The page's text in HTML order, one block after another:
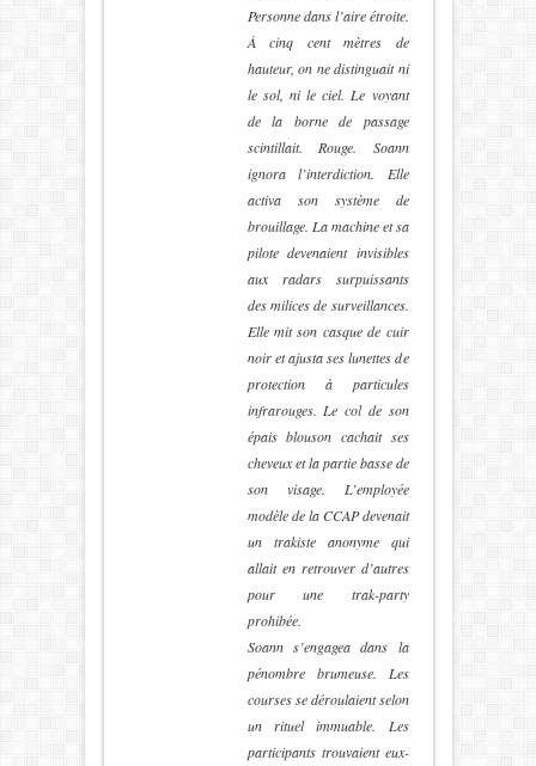
Personne dans l’aire étroite.
À cinq cent mètres de
hauteur, on ne distinguait ni
le sol, ni le ciel. Le voyant
de la borne de passage
scintillait. Rouge. Soann
ignora l’interdiction. Elle
activa son système de
brouillage. La machine et sa
pilote devenaient invisibles
aux radars surpuissants
des milices de surveillances.
Elle mit son casque de cuir
noir et ajusta ses lunettes de
protection à particules
infrarouges. Le col de son
épais blouson cachait ses
cheveux et la partie basse de
son visage. L’employée
modèle de la CCAP devenait
un trakiste anonyme qui
allait en retrouver d’autres
pour une trak-party
prohibée.
Soann s’engagea dans la
pénombre brumeuse. Les
courses se déroulaient selon
un rituel immuable. Les
participants trouvaient eux-